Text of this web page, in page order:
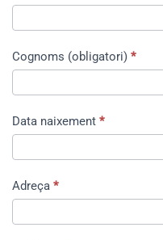
Cognoms (obligatori) *
Data naixement *
Adreça *